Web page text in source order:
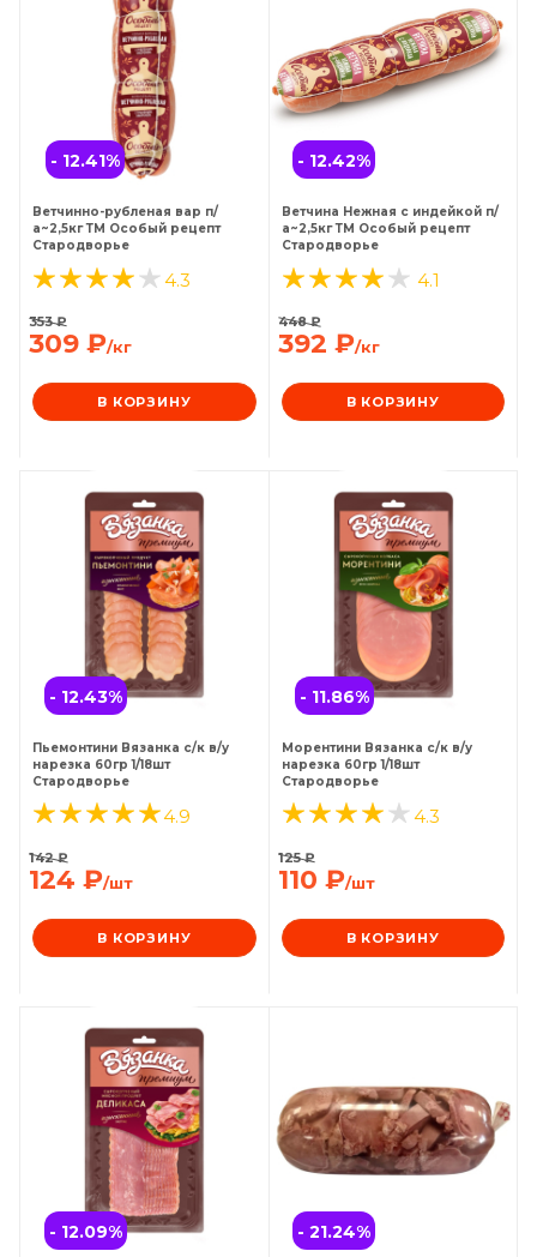
- 12.41%
Ветчинно-рубленая вар п/
а~2,5кг ТМ Особый рецепт
Стародворье
4.3
309 ₽/кг
353₽
В КОРЗИНУ
- 12.42%
Ветчина Нежная с индейкой п/
а~2,5кг ТМ Особый рецепт
Стародворье
4.1
392 ₽/кг
448₽
В КОРЗИНУ
- 12.43%
Пьемонтини Вязанка с/к в/у
нарезка 60гр 1/18шт
Стародворье
4.9
124 ₽/шт
142₽
В КОРЗИНУ
- 11.86%
Морентини Вязанка с/к в/у
нарезка 60гр 1/18шт
Стародворье
4.3
110 ₽/шт
125₽
В КОРЗИНУ
- 12.09% - 21.24%